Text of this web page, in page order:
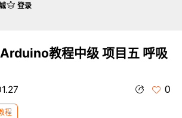
Arduino教程中级 项目五 呼吸
0
程
登录